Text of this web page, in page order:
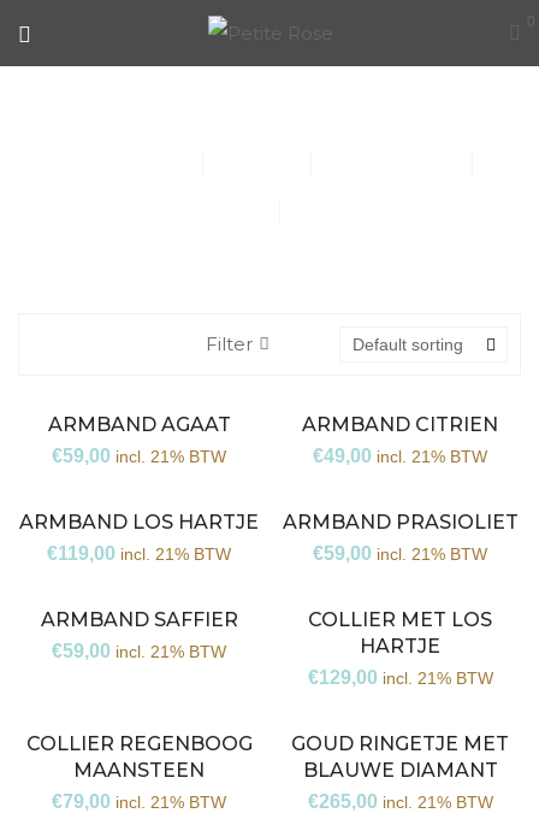
0
Filter Default sorting
ARMBAND AGAAT
€59,00 incl. 21% BTW
ARMBAND CITRIEN
€49,00 incl. 21% BTW
ARMBAND LOS HARTJE
€119,00 incl. 21% BTW
ARMBAND PRASIOLIET
€59,00 incl. 21% BTW
ARMBAND SAFFIER
€59,00 incl. 21% BTW
COLLIER MET LOS
HARTJE
€129,00 incl. 21% BTW
COLLIER REGENBOOG
MAANSTEEN
€79,00 incl. 21% BTW
GOUD RINGETJE MET
BLAUWE DIAMANT
€265,00 incl. 21% BTW